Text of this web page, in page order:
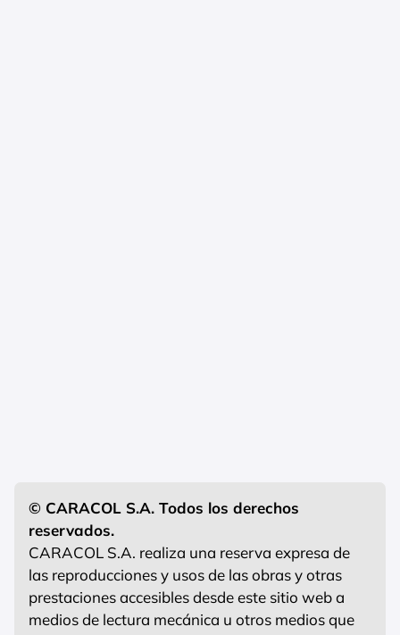
© CARACOL S.A. Todos los derechos
reservados.
CARACOL S.A. realiza una reserva expresa de
las reproducciones y usos de las obras y otras
prestaciones accesibles desde este sitio web a
medios de lectura mecánica u otros medios que